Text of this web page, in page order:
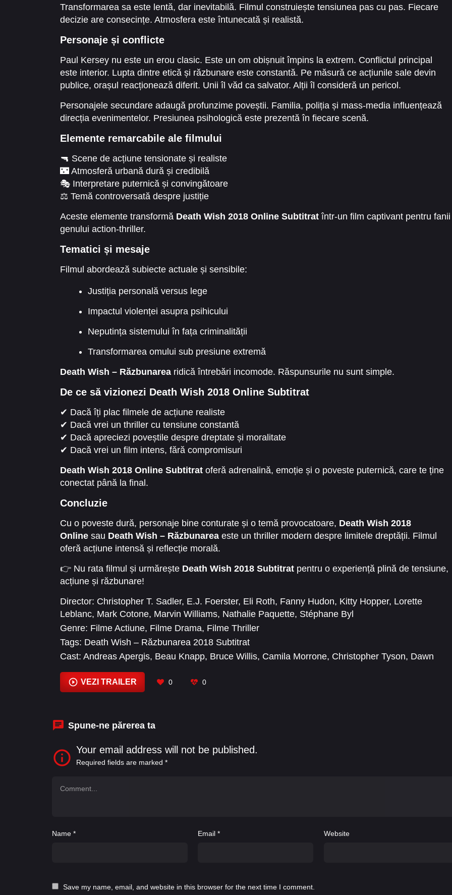
Transformarea sa este lentă, dar inevitabilă. Filmul construiește tensiunea pas cu pas. Fiecare
decizie are consecințe. Atmosfera este întunecată și realistă.
Personaje și conflicte
Paul Kersey nu este un erou clasic. Este un om obișnuit împins la extrem. Conflictul principal
este interior. Lupta dintre etică și răzbunare este constantă. Pe măsură ce acțiunile sale devin
publice, orașul reacționează diferit. Unii îl văd ca salvator. Alții îl consideră un pericol.
Personajele secundare adaugă profunzime poveștii. Familia, poliția și mass-media influențează
direcția evenimentelor. Presiunea psihologică este prezentă în fiecare scenă.
Elemente remarcabile ale filmului
🔫 Scene de acțiune tensionate și realiste
🌃 Atmosferă urbană dură și credibilă
🎭 Interpretare puternică și convingătoare
⚖️ Temă controversată despre justiție
Aceste elemente transformă Death Wish 2018 Online Subtitrat într-un film captivant pentru fanii
genului action-thriller.
Tematici și mesaje
Filmul abordează subiecte actuale și sensibile:
Justiția personală versus lege
Impactul violenței asupra psihicului
Neputința sistemului în fața criminalității
Transformarea omului sub presiune extremă
Death Wish – Răzbunarea ridică întrebări incomode. Răspunsurile nu sunt simple.
De ce să vizionezi Death Wish 2018 Online Subtitrat
✔ Dacă îți plac filmele de acțiune realiste
✔ Dacă vrei un thriller cu tensiune constantă
✔ Dacă apreciezi poveștile despre dreptate și moralitate
✔ Dacă vrei un film intens, fără compromisuri
Death Wish 2018 Online Subtitrat oferă adrenalină, emoție și o poveste puternică, care te ține
conectat până la final.
Concluzie
Cu o poveste dură, personaje bine conturate și o temă provocatoare, Death Wish 2018
Online sau Death Wish – Răzbunarea este un thriller modern despre limitele dreptății. Filmul
oferă acțiune intensă și reflecție morală.
👉 Nu rata filmul și urmărește Death Wish 2018 Subtitrat pentru o experiență plină de tensiune,
acțiune și răzbunare!
Director: Christopher T. Sadler, E.J. Foerster, Eli Roth, Fanny Hudon, Kitty Hopper, Lorette
Leblanc, Mark Cotone, Marvin Williams, Nathalie Paquette, Stéphane Byl
Genre: Filme Actiune, Filme Drama, Filme Thriller
Tags: Death Wish – Răzbunarea 2018 Subtitrat
Cast: Andreas Apergis, Beau Knapp, Bruce Willis, Camila Morrone, Christopher Tyson, Dawn
VEZI TRAILER 0 0
Spune-ne părerea ta
Your email address will not be published.
Required fields are marked *
Name * Email* Website
Save my name, email, and website in this browser for the next time I comment.